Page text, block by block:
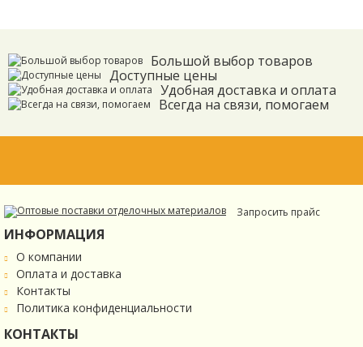
Большой выбор товаров
Доступные цены
Удобная доставка и оплата
Всегда на связи, помогаем
Запросить прайс
ИНФОРМАЦИЯ
О компании
Оплата и доставка
Контакты
Политика конфиденциальности
КОНТАКТЫ